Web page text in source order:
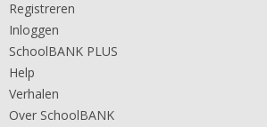
Registreren
Inloggen
SchoolBANK PLUS
Help
Verhalen
Over SchoolBANK